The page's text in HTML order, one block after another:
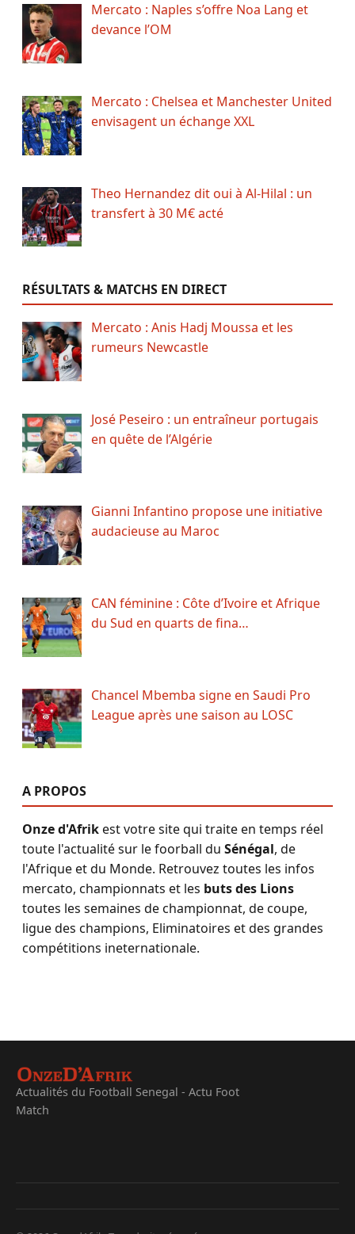
Mercato : Naples s’offre Noa Lang et
devance l’OM
Mercato : Chelsea et Manchester United
envisagent un échange XXL
Theo Hernandez dit oui à Al-Hilal : un
transfert à 30 M€ acté
RÉSULTATS & MATCHS EN DIRECT
Mercato : Anis Hadj Moussa et les
rumeurs Newcastle
José Peseiro : un entraîneur portugais
en quête de l’Algérie
Gianni Infantino propose une initiative
audacieuse au Maroc
CAN féminine : Côte d’Ivoire et Afrique
du Sud en quarts de fina…
Chancel Mbemba signe en Saudi Pro
League après une saison au LOSC
A PROPOS
Onze d'Afrikest votre site qui traite en temps réel
toute l'actualité sur le foorball du Sénégal, de
l'Afrique et du Monde. Retrouvez toutes les infos
mercato, championnats et les buts des Lions
toutes les semaines de championnat, de coupe,
ligue des champions, Eliminatoires et des grandes
compétitions ineternationale.
Actualités du Football Senegal - Actu Foot
Match